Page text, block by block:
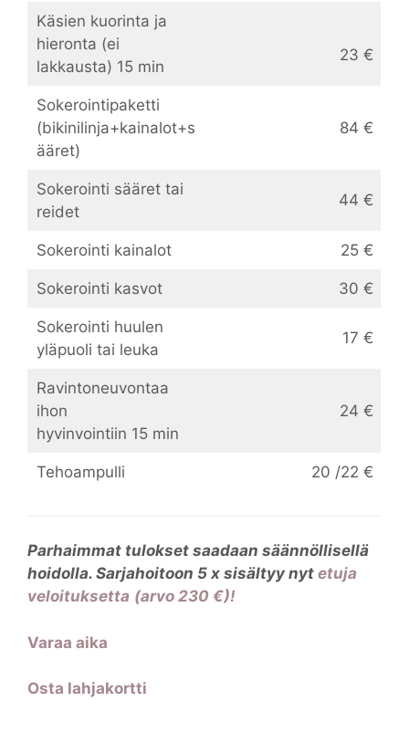
Käsien kuorinta ja
hieronta (ei
lakkausta) 15 min
23 €
Sokerointipaketti
(bikinilinja+kainalot+s
ääret)
84 €
Sokerointi sääret tai
reidet
44 €
Sokerointi kainalot 25 €
Sokerointi kasvot 30 €
Sokerointi huulen
yläpuoli tai leuka
17 €
Ravintoneuvontaa
ihon
hyvinvointiin 15 min
24 €
Tehoampulli 20 /22 €
Parhaimmat tulokset saadaan säännöllisellä
hoidolla. Sarjahoitoon 5 x sisältyy nyt etuja
veloituksetta (arvo 230 €)!
Varaa aika
Osta lahjakortti